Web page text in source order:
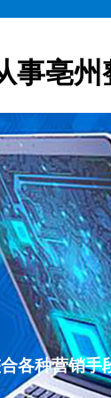
事亳州
各种营销